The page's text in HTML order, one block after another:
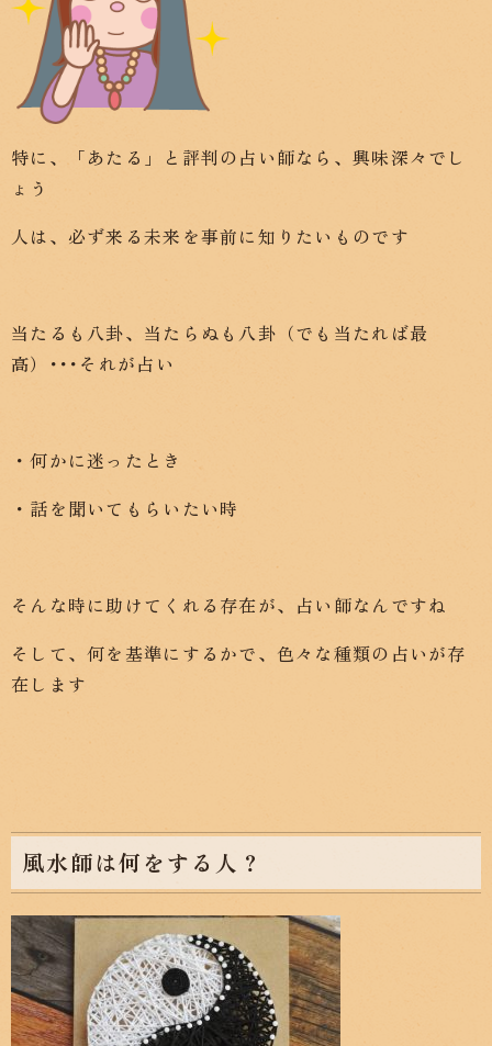
特に、「あたる」と評判の占い師なら、興味深々でし
ょう
人は、必ず来る未来を事前に知りたいものです
当たるも八卦、当たらぬも八卦（でも当たれば最
高）･･･それが占い
・何かに迷ったとき
・話を聞いてもらいたい時
そんな時に助けてくれる存在が、占い師なんですね
そして、何を基準にするかで、色々な種類の占いが存
在します
風水師は何をする人？